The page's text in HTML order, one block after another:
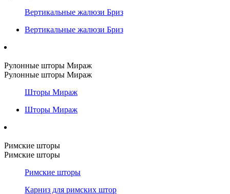
Вертикальные жалюзи Бриз
Вертикальные жалюзи Бриз
Рулонные шторы Мираж
Рулонные шторы Мираж
Шторы Мираж
Шторы Мираж
Римские шторы
Римские шторы
Римские шторы
Карниз для римских штор